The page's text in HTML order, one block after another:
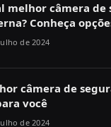
melhor câmera de
Conheça
de 2024
câmera de
você
de 2024